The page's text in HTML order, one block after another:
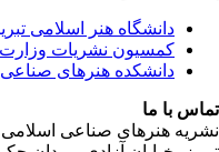
دانشگاه هنر اسلامی
کمسیون نشریات
دانشکده هنرهای صناعی
تماس با ما
نشریه هنرهای صناعی اسلامی